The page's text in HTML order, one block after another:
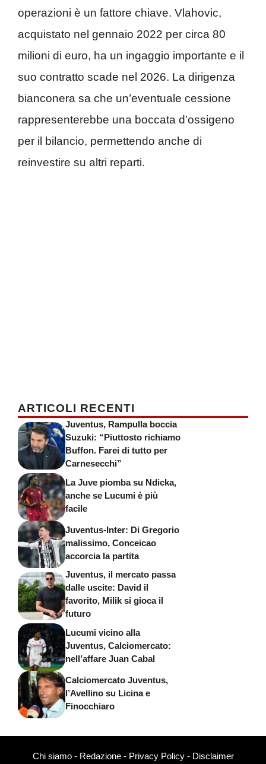
operazioni è un fattore chiave. Vlahovic,
acquistato nel gennaio 2022 per circa 80
milioni di euro, ha un ingaggio importante e il
suo contratto scade nel 2026. La dirigenza
bianconera sa che un’eventuale cessione
rappresenterebbe una boccata d’ossigeno
per il bilancio, permettendo anche di
reinvestire su altri reparti.
ARTICOLI RECENTI
Juventus, Rampulla boccia
Suzuki: “Piuttosto richiamo
Buffon. Farei di tutto per
Carnesecchi”
La Juve piomba su Ndicka,
anche se Lucumi è più
facile
Juventus-Inter: Di Gregorio
malissimo, Conceicao
accorcia la partita
Juventus, il mercato passa
dalle uscite: David il
favorito, Milik si gioca il
futuro
Lucumi vicino alla
Juventus, Calciomercato:
nell’affare Juan Cabal
Calciomercato Juventus,
l’Avellino su Licina e
Finocchiaro
Chi siamo- Redazione- Privacy Policy- Disclaimer